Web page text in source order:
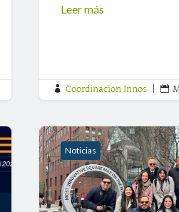
Leer más
 Coordinacion Innos | 
Noticias